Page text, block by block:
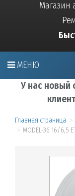
Магазин
МЕНЮ
У нас новый
Главная страница
MODEL-36 16/6,5